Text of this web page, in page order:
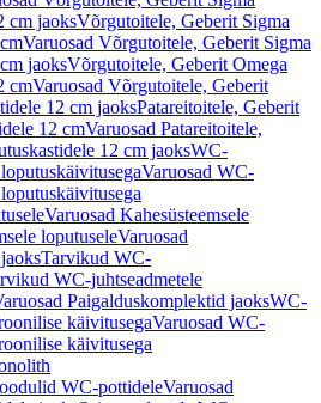
cm jaoksVõrgutoitele, Geberit Sigma
Varuosad Võrgutoitele, Geberit Sigma
jaoksVõrgutoitele, Geberit Omega
cmVaruosad Võrgutoitele, Geberit
12 cm jaoksPatareitoitele, Geberit
12 cmVaruosad Patareitoitele,
12 cm jaoksWC-
Varuosad WC-
Varuosad Kahesüsteemsele
loputuseleVaruosad
Tarvikud WC-
WC-juhtseadmetele
Paigalduskomplektid jaoksWC-
käivitusegaVaruosad WC-
käivitusega
WC-pottideleVaruosad